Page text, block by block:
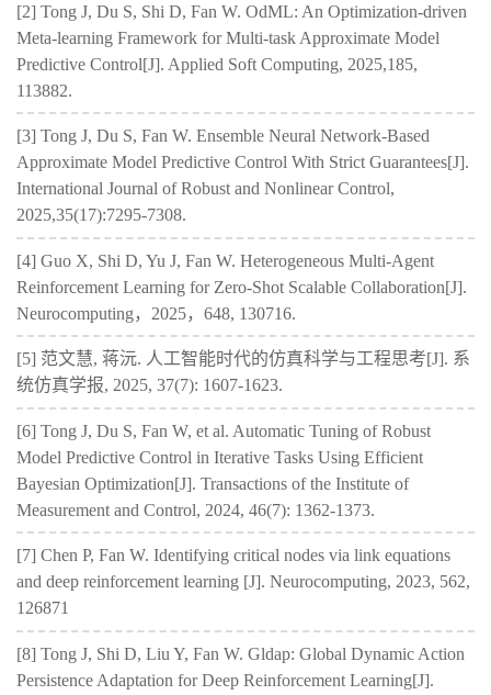
[2] Tong J, Du S, Shi D, Fan W. OdML: An Optimization-driven
Meta-learning Framework for Multi-task Approximate Model
Predictive Control[J]. Applied Soft Computing, 2025,185,
113882.
[3] Tong J, Du S, Fan W. Ensemble Neural Network‐Based
Approximate Model Predictive Control With Strict Guarantees[J].
International Journal of Robust and Nonlinear Control,
2025,35(17):7295-7308.
[4] Guo X, Shi D, Yu J, Fan W. Heterogeneous Multi-Agent
Reinforcement Learning for Zero-Shot Scalable Collaboration[J].
Neurocomputing，2025，648, 130716.
[5] 范文慧, 蒋沅. 人工智能时代的仿真科学与工程思考[J]. 系
统仿真学报, 2025, 37(7): 1607-1623.
[6] Tong J, Du S, Fan W, et al. Automatic Tuning of Robust
Model Predictive Control in Iterative Tasks Using Efficient
Bayesian Optimization[J]. Transactions of the Institute of
Measurement and Control, 2024, 46(7): 1362-1373.
[7] Chen P, Fan W. Identifying critical nodes via link equations
and deep reinforcement learning [J]. Neurocomputing, 2023, 562,
126871
[8] Tong J, Shi D, Liu Y, Fan W. Gldap: Global Dynamic Action
Persistence Adaptation for Deep Reinforcement Learning[J].